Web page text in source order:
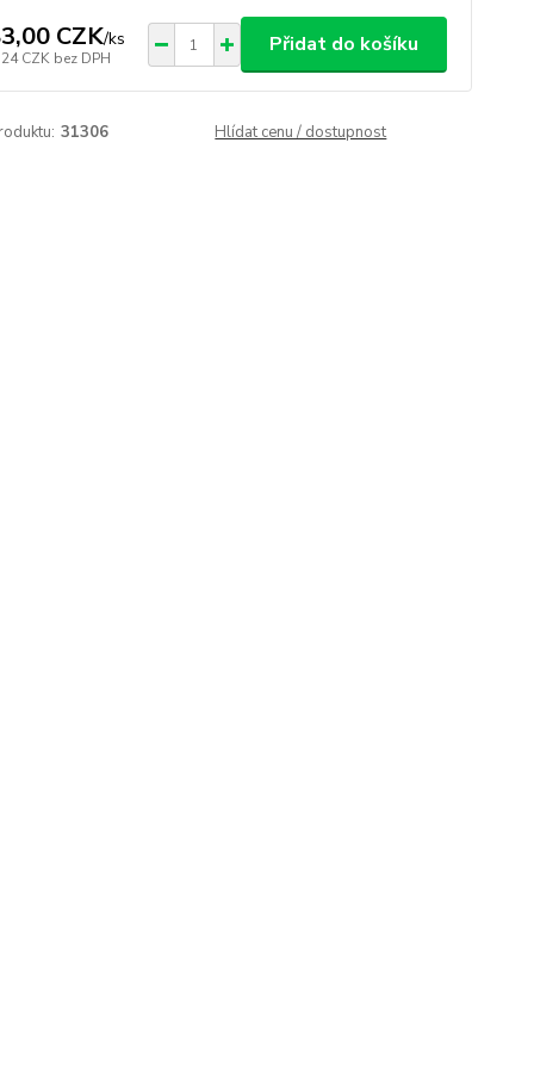
CZK/ks
CZK bez DPH
Přidat do košíku
31306 Hlídat cenu / dostupnost